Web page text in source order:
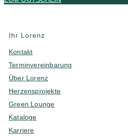
Ihr Lorenz
Kontakt
Terminvereinbarung
Über Lorenz
Herzensprojekte
Green Lounge
Kataloge
Karriere